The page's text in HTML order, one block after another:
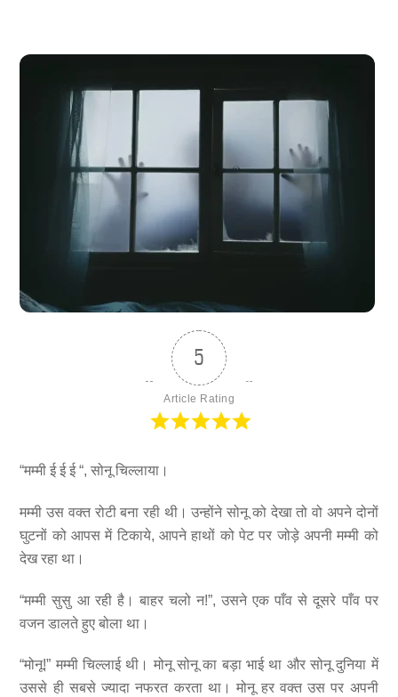
5
Article Rating
“मम्मी ई ई ई “, सोनू चिल्लाया।
मम्मी उस वक्त रोटी बना रही थी। उन्होंने सोनू को देखा तो वो अपने दोनों
घुटनों को आपस में टिकाये, आपने हाथों को पेट पर जोड़े अपनी मम्मी को
देख रहा था।
“मम्मी सुसु आ रही है। बाहर चलो न!”, उसने एक पाँव से दूसरे पाँव पर
वजन डालते हुए बोला था।
“मोनू!” मम्मी चिल्लाई थी। मोनू सोनू का बड़ा भाई था और सोनू दुनिया में
उससे ही सबसे ज्यादा नफरत करता था। मोनू हर वक्त उस पर अपनी